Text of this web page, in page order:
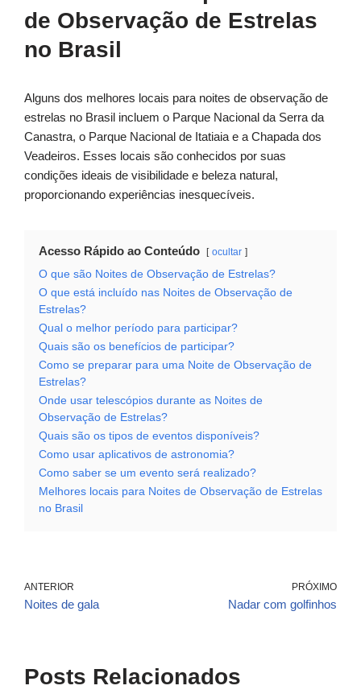
de Observação de Estrelas
no Brasil
Alguns dos melhores locais para noites de observação de
estrelas no Brasil incluem o Parque Nacional da Serra da
Canastra, o Parque Nacional de Itatiaia e a Chapada dos
Veadeiros. Esses locais são conhecidos por suas
condições ideais de visibilidade e beleza natural,
proporcionando experiências inesquecíveis.
Acesso Rápido ao Conteúdo ocultar
O que são Noites de Observação de Estrelas?
O que está incluído nas Noites de Observação de
Estrelas?
Qual o melhor período para participar?
Quais são os benefícios de participar?
Como se preparar para uma Noite de Observação de
Estrelas?
Onde usar telescópios durante as Noites de
Observação de Estrelas?
Quais são os tipos de eventos disponíveis?
Como usar aplicativos de astronomia?
Como saber se um evento será realizado?
Melhores locais para Noites de Observação de Estrelas
no Brasil
ANTERIOR
Noites de gala
PRÓXIMO
Nadar com golfinhos
Posts Relacionados